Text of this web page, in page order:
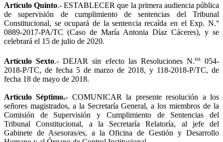
Artículo Quinto.- ESTABLECER que la primera audiencia pública
de supervisión de cumplimiento de sentencias del Tribunal
Constitucional, se ocupará de la sentencia recaída en el Exp. N.°
0889-2017-PA/TC (Caso de María Antonia Díaz Cáceres), y se
celebrará el 15 de julio de 2020.
Artículo Sexto.- DEJAR sin efecto las Resoluciones N.os054-
2018-P/TC, de fecha 5 de marzo de 2018, y 118-2018-P/TC, de
fecha 18 de mayo de 2018.
Artículo Séptimo.- COMUNICAR la presente resolución a los
señores magistrados, a la Secretaría General, a los miembros de la
Comisión de Supervisión y Cumplimiento de Sentencias del
Tribunal Constitucional, a la Secretaría Relatoría, al jefe del
Gabinete de Asesoras/es, a la Oficina de Gestión y Desarrollo